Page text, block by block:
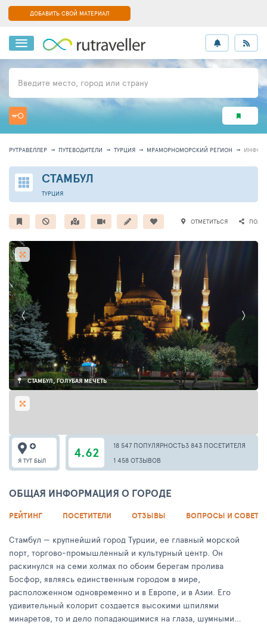
ДОБАВИТЬ СВОЙ МАТЕРИАЛ
Введите место, город или страну
РУТРАВЕЛЛЕР ПУТЕВОДИТЕЛИ ТУРЦИЯ МРАМОРНОМОРСКИЙ РЕГИОН
СТАМБУЛ
ТУРЦИЯ
ОТМЕТИТЬСЯ
СТАМБУЛ, ГОЛУБАЯ МЕЧЕТЬ
4.62 18 547 ПОПУЛЯРНОСТЬ3 843 ПОСЕТИТЕЛЯ
1 458 ОТЗЫВОВ
Я ТУТ БЫЛ
ОБЩАЯ ИНФОРМАЦИЯ О ГОРОДЕ
РЕЙТИНГ ПОСЕТИТЕЛИ ОТЗЫВЫ ВОПРОСЫ И СОВЕТЫ
Стамбул — крупнейший город Турции, ее главный морской
порт, торгово-промышленный и культурный центр. Он
раскинулся на семи холмах по обоим берегам пролива
Босфор, являясь единственным городом в мире,
расположенном одновременно и в Европе, и в Азии. Его
удивительный колорит создается высокими шпилями
минаретов, то и дело попадающимися на глаза, шумными